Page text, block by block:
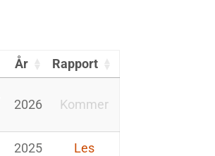
År Rapport
2026 Kommer
2025 Les